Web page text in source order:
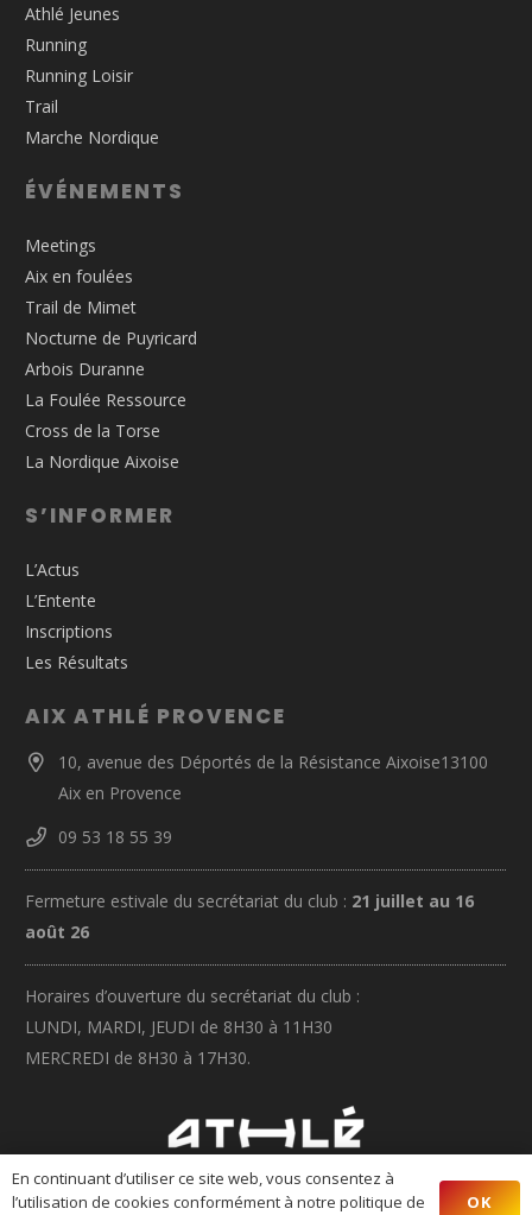
Athlé Jeunes
Running
Running Loisir
Trail
Marche Nordique
ÉVÉNEMENTS
Meetings
Aix en foulées
Trail de Mimet
Nocturne de Puyricard
Arbois Duranne
La Foulée Ressource
Cross de la Torse
La Nordique Aixoise
S’INFORMER
L’Actus
L’Entente
Inscriptions
Les Résultats
AIX ATHLÉ PROVENCE
10, avenue des Déportés de la Résistance Aixoise13100
Aix en Provence
09 53 18 55 39
Fermeture estivale du secrétariat du club : 21 juillet au 16
août 26
Horaires d’ouverture du secrétariat du club :
LUNDI, MARDI, JEUDI de 8H30 à 11H30
MERCREDI de 8H30 à 17H30.
En continuant d’utiliser ce site web, vous consentez à
l’utilisation de cookies conformément à notre politique de
OK